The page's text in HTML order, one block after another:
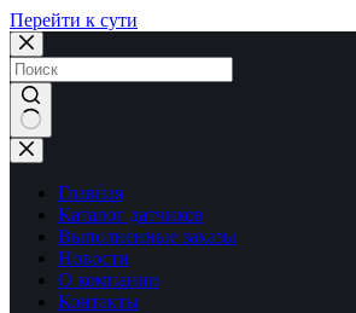
Перейти к сути
Ничего
не
найденоГлавная
Каталог датчиков
Выполненные заказы
Новости
О компании
Контакты